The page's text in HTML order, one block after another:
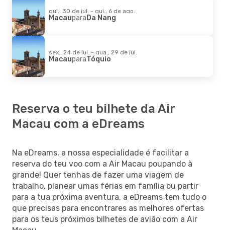
qui., 30 de jul. - qui., 6 de ago.
MacauparaDa Nang
sex., 24 de jul. - qua., 29 de jul.
MacauparaTóquio
Reserva o teu bilhete da Air
Macau com a eDreams
Na eDreams, a nossa especialidade é facilitar a
reserva do teu voo com a Air Macau poupando à
grande! Quer tenhas de fazer uma viagem de
trabalho, planear umas férias em família ou partir
para a tua próxima aventura, a eDreams tem tudo o
que precisas para encontrares as melhores ofertas
para os teus próximos bilhetes de avião com a Air